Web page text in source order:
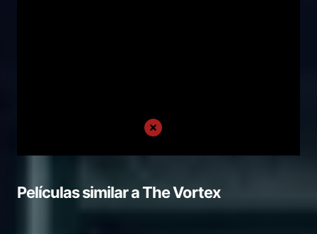
Películas similar aThe Vortex